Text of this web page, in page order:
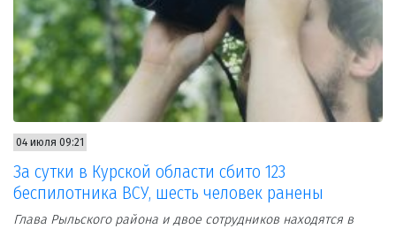
04 июля 09:21
За сутки в Курской области сбито 123
беспилотника ВСУ, шесть человек ранены
Глава Рыльского района и двое сотрудников находятся в